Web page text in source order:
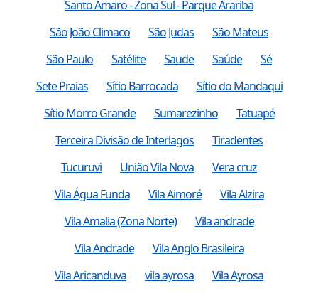
Santo Amaro - Zona Sul - Parque Arariba
São João Climaco
São Judas
São Mateus
São Paulo
Satélite Saude Saúde
Sé
Sete Praias
Sítio Barrocada
Sítio do Mandaqui
Sítio Morro Grande
Sumarezinho
Tatuapé
Terceira Divisão de Interlagos
Tiradentes
Tucuruvi
União Vila Nova
Vera cruz
Vila Água Funda
Vila Aimoré
Vila Alzira
Vila Amalia (Zona Norte)
Vila andrade
Vila Andrade
Vila Anglo Brasileira
Vila Aricanduva
vila ayrosa
Vila Ayrosa